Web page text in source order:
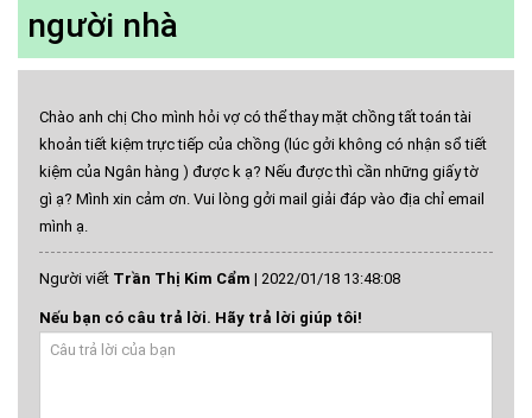
người nhà
Chào anh chị Cho mình hỏi vợ có thể thay mặt chồng tất toán tài
khoản tiết kiệm trực tiếp của chồng (lúc gởi không có nhận sổ tiết
kiệm của Ngân hàng ) được k ạ? Nếu được thì cần những giấy tờ
gì ạ? Mình xin cảm ơn. Vui lòng gởi mail giải đáp vào địa chỉ email
mình ạ.
Người viết Trần Thị Kim Cẩm | 2022/01/18 13:48:08
Nếu bạn có câu trả lời. Hãy trả lời giúp tôi!